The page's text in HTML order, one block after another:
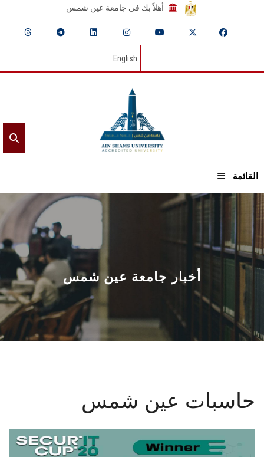
أهلاً بك في جامعة عين شمس
English
القائمة
الرئيسيـة
عن الجامعة
القطاعـات
الشئون الأكاديمية
البحث العلمي
الأنظمة الذكية
أخبار جامعة عين شمس
حاسبات عين شمس